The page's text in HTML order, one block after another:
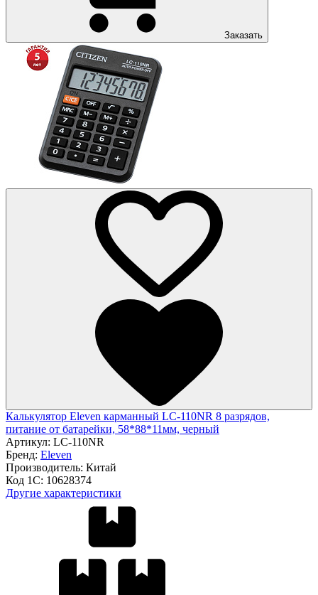
Заказать
Калькулятор Eleven карманный LC-110NR 8 разрядов,
питание от батарейки, 58*88*11мм, черный
Артикул: LC-110NR
Бренд: Eleven
Производитель: Китай
Код 1С: 10628374
Другие характеристики